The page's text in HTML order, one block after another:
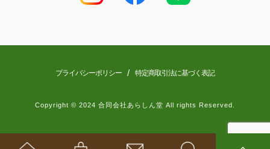
プライバシーポリシー / 特定商取引法に基づく表記
Copyright © 2024 合同会社あらしん堂 All rights Reserved.